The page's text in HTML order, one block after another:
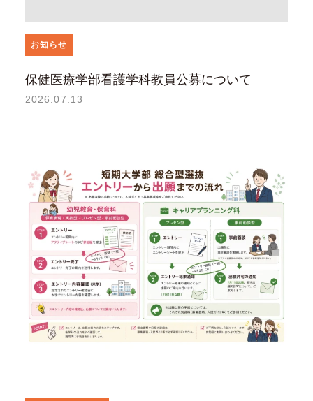
お知らせ
保健医療学部看護学科教員公募について
2026.07.13